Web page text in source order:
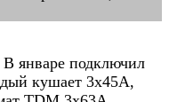
январе подключил
кушает 3х45А,